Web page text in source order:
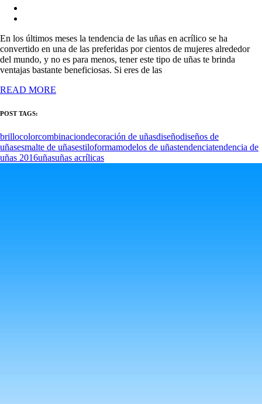
En los últimos meses la tendencia de las uñas en acrílico se ha
convertido en una de las preferidas por cientos de mujeres alrededor
del mundo, y no es para menos, tener este tipo de uñas te brinda
ventajas bastante beneficiosas. Si eres de las
READ MORE
POST TAGS:
brillocolorcombinaciondecoración de uñasdiseñodiseños de
uñasesmalte de uñasestiloformamodelos de uñastendenciatendencia de
uñas 2016uñasuñas acrílicas